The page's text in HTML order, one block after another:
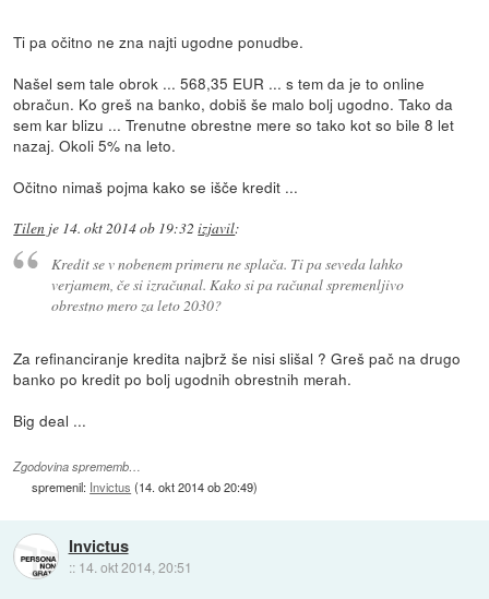
Ti pa očitno ne zna najti ugodne ponudbe.
Našel sem tale obrok ... 568,35 EUR ... s tem da je to online
obračun. Ko greš na banko, dobiš še malo bolj ugodno. Tako da
sem kar blizu ... Trenutne obrestne mere so tako kot so bile 8 let
nazaj. Okoli 5% na leto.
Očitno nimaš pojma kako se išče kredit ...
Tilen je 14. okt 2014 ob 19:32 izjavil:
Kredit se v nobenem primeru ne splača. Ti pa seveda lahko
verjamem, če si izračunal. Kako si pa računal spremenljivo
obrestno mero za leto 2030?
Za refinanciranje kredita najbrž še nisi slišal ? Greš pač na drugo
banko po kredit po bolj ugodnih obrestnih merah.
Big deal ...
Zgodovina sprememb…
spremenil: Invictus (14. okt 2014 ob 20:49)
Invictus
:: 14. okt 2014, 20:51